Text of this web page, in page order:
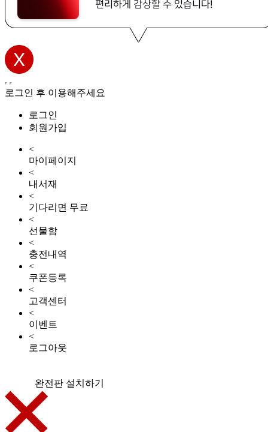
로그인 후 이용해주세요
로그인
회원가입
<
마이페이지
<
내서재
<
기다리면 무료
<
선물함
<
충전내역
<
쿠폰등록
<
고객센터
<
이벤트
<
로그아웃
완전판 설치하기